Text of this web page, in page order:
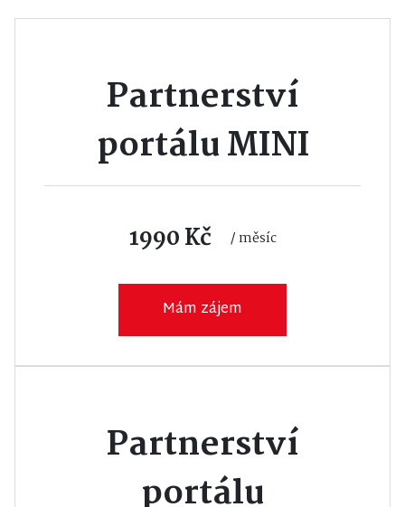
Partnerství
portálu MINI
1990 Kč / měsíc
Mám zájem
Partnerství
portálu